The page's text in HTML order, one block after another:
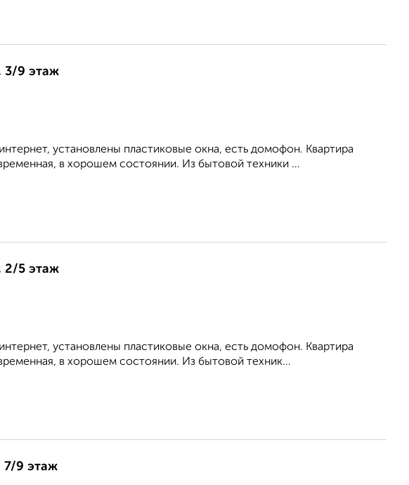
3/9 этаж
установлены пластиковые окна, есть домофон. Квартира
в хорошем состоянии. Из бытовой техники ...
2/5 этаж
установлены пластиковые окна, есть домофон. Квартира
в хорошем состоянии. Из бытовой техник...
7/9 этаж